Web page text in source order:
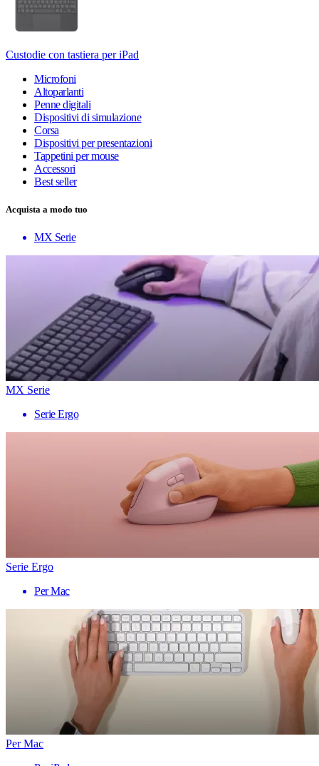
Custodie con tastiera per iPad
Microfoni
Altoparlanti
Penne digitali
Dispositivi di simulazione
Corsa
Dispositivi per presentazioni
Tappetini per mouse
Accessori
Best seller
Acquista a modo tuo
MX Serie
MX Serie
Serie Ergo
Serie Ergo
Per Mac
Per Mac